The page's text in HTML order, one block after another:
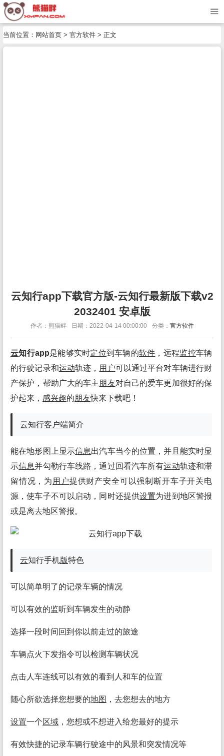
当前位置： 网站首页 > 官方软件 > 正文
云知行app下载官方版-云知行最新版下载v2
2032401 安卓版
作者：熊猫畔 日期：2022-04-14 00:00:00 分类： 官方软件
云知行app是能够实时定位到车辆的软件 ，远程监控车辆
的行驶记录和运动轨迹， 用户可以通过平台对车辆进行财
产保护，帮助广大的车主朋友对自己的爱车更加很好的保
护起来， 感兴趣的朋友快来下载吧！
云知行客户端简介
能在地形图上显示信息出汽车当今的位置，并且能实时显
示信息并勾勒行车线路，通过回看汽车所有运动轨迹和滞
留情况，为 用户提供财产安全可以强制断开车子开关电
源，使车子不可以启动，同时还提供设置为进到地区警报
或是离去地区警报。
云知行手机版特色
可以简单明了的记录车辆的情况
可以有效的监听到车辆发生的动静
选择一段时间回到你以前走过的旅途
车辆点火下发指令可以检测车辆状况
点击人车连线可以有效的看到人和车的位置
随心所欲选择您想要的地图 ，去您想去的地方
设置一个区域 ，您想或不想进入给您最好的提示
有效快捷的记录车辆行驶途中的风景和突发情况等